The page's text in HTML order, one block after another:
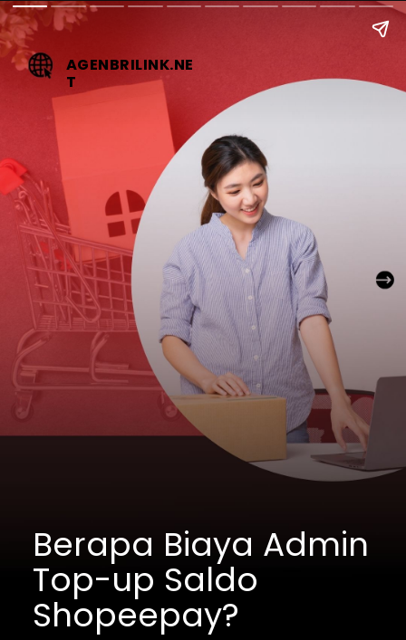
AGENBRILINK.NE
T
Berapa Biaya Admin
Top-up Saldo
Shopeepay?